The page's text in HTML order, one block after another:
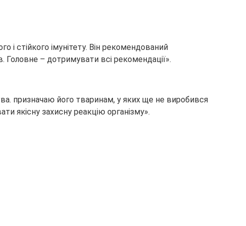
стійкого імунітету. Він рекомендований
Головне – дотримувати всі рекомендації».
призначаю його тваринам, у яких ще не виробився
якісну захисну реакцію організму».